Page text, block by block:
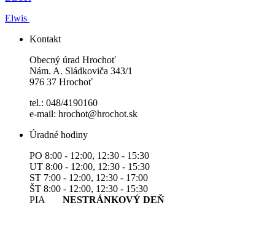
Elwis
Kontakt
Obecný úrad Hrochoť
Nám. A. Sládkoviča 343/1
976 37 Hrochoť
tel.: 048/4190160
e-mail: hrochot@hrochot.sk
Úradné hodiny
PO 8:00 - 12:00, 12:30 - 15:30
UT 8:00 - 12:00, 12:30 - 15:30
ST 7:00 - 12:00, 12:30 - 17:00
ŠT 8:00 - 12:00, 12:30 - 15:30
PIA NESTRÁNKOVÝ DEŇ